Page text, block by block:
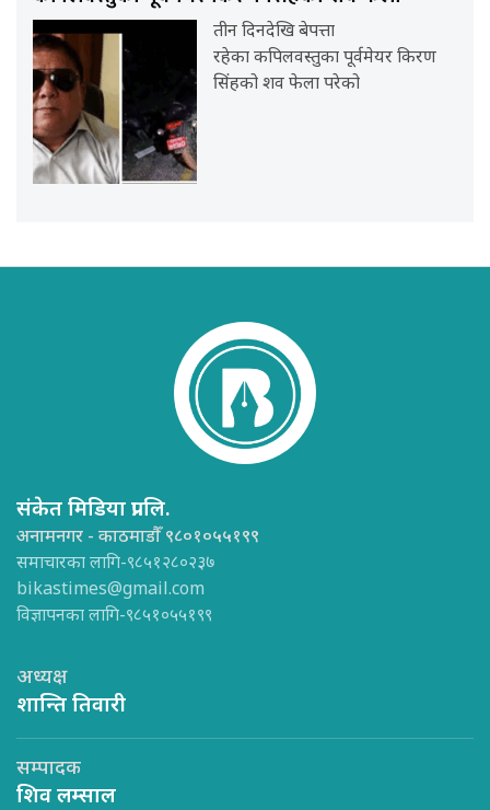
तीन दिनदेखि बेपत्ता
रहेका कपिलवस्तुका पूर्वमेयर किरण
सिंहको शव फेला परेको
संकेत मिडिया प्रा.लि.
अनामनगर - काठमाडौँ ९८०१०५५१९९
समाचारका लागि-९८५१२८०२३७
bikastimes@gmail.com
विज्ञापनका लागि-९८५१०५५१९९
अध्यक्ष
शान्ति तिवारी
सम्पादक
शिव लम्साल